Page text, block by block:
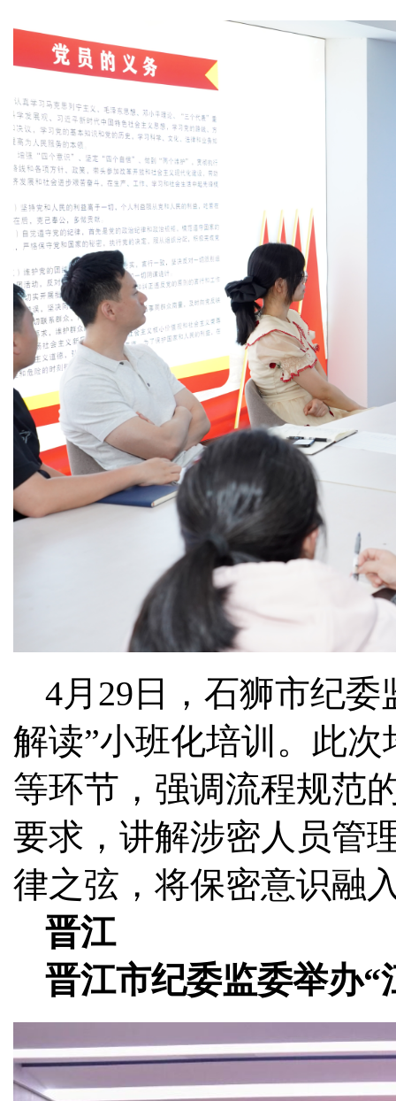
4月29日，石狮市纪
解读”小班化培训。此
等环节，强调流程规范
要求，讲解涉密人员管
律之弦，将保密意识融
晋江
晋江市纪委监委举办“